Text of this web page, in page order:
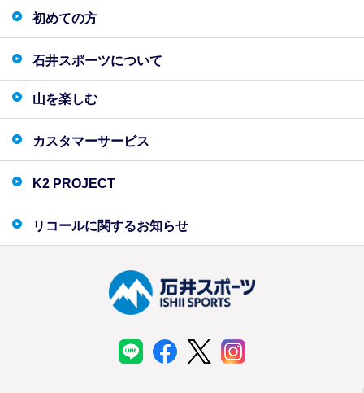
初めての方
石井スポーツについて
山を楽しむ
カスタマーサービス
K2 PROJECT
リコールに関するお知らせ